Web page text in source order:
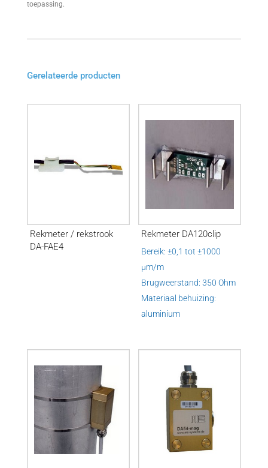
toepassing.
Gerelateerde producten
Rekmeter / rekstrook
DA-FAE4
Rekmeter DA120clip
Bereik: ±0,1 tot ±1000
µm/m
Brugweerstand: 350 Ohm
Materiaal behuizing:
aluminium